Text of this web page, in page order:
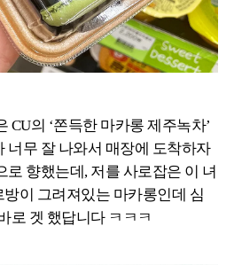
CU의 ‘쫀득한 마카롱 제주녹차’
너무 잘 나와서 매장에 도착하자
로 향했는데, 저를 사로잡은 이 녀
이 그려져있는 마카롱인데 심
로 겟 했답니다 ㅋㅋㅋ